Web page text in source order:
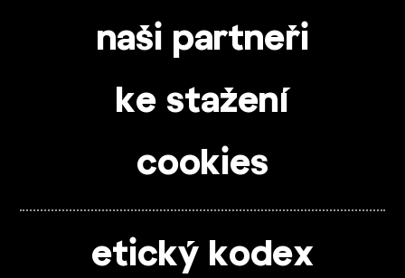
naši partneři
ke stažení
cookies
etický kodex